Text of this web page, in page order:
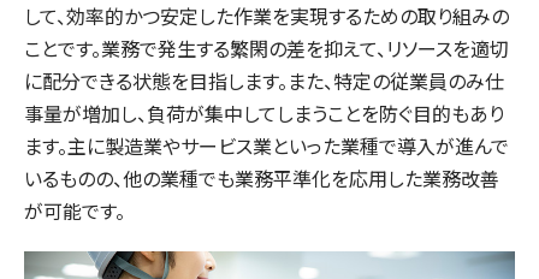
して、効率的かつ安定した作業を実現するための取り組みの
ことです。業務で発生する繁閑の差を抑えて、リソースを適切
に配分できる状態を目指します。また、特定の従業員のみ仕
事量が増加し、負荷が集中してしまうことを防ぐ目的もあり
ます。主に製造業やサービス業といった業種で導入が進んで
いるものの、他の業種でも業務平準化を応用した業務改善
が可能です。